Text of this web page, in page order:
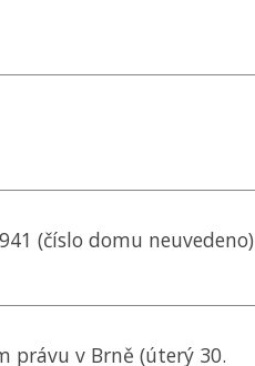
(číslo domu neuvedeno)
právu v Brně (úterý 30.